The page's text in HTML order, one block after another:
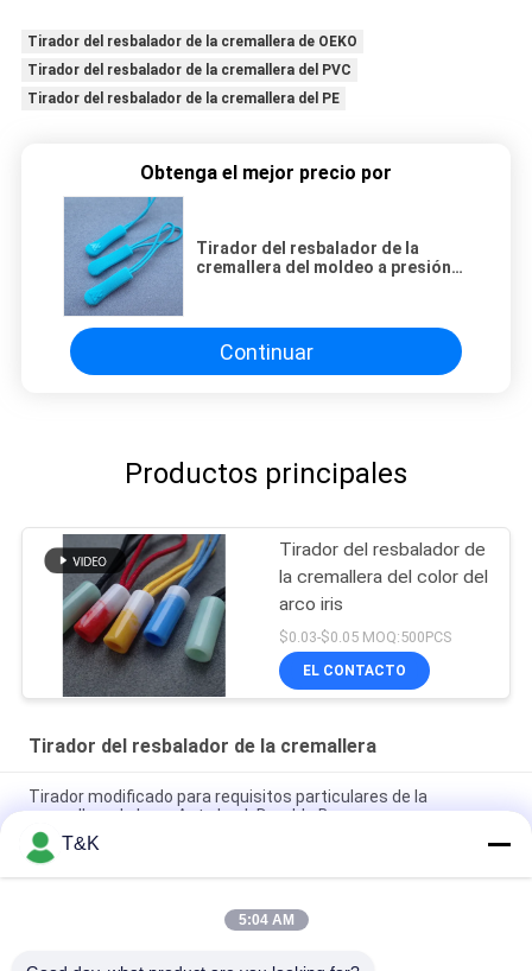
Tirador del resbalador de la cremallera de OEKO
Tirador del resbalador de la cremallera del PVC
Tirador del resbalador de la cremallera del PE
Obtenga el mejor precio por
Tirador del resbalador de la
cremallera del moldeo a presión
Continuar
Productos principales
Tirador del resbalador de
la cremallera del color del
arco iris
$0.03-$0.05 MOQ:500PCS
EL CONTACTO
Tirador del resbalador de la cremallera
Tirador modificado para requisitos particulares de la
cremallera de Logo Auto Lock Durable Bag
Tirador del resbalador de la cremallera del moldeo a presión
PE ISO9001
Tirador de goma de la cremallera de la inyección colorida TPU
T&K
5:04 AM